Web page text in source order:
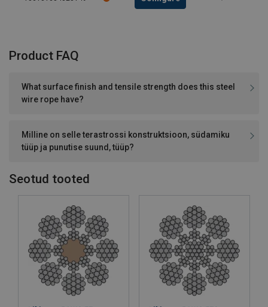
Product FAQ
What surface finish and tensile strength does this steel
wire rope have?
Milline on selle terastrossi konstruktsioon, südamiku
tüüp ja punutise suund, tüüp?
Seotud tooted